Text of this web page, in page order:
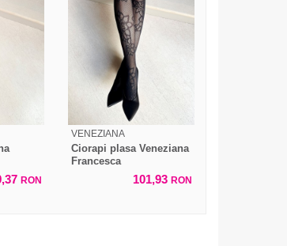
RON
VENEZIANA
Ciorapi plasa Veneziana
Francesca
101,93 RON